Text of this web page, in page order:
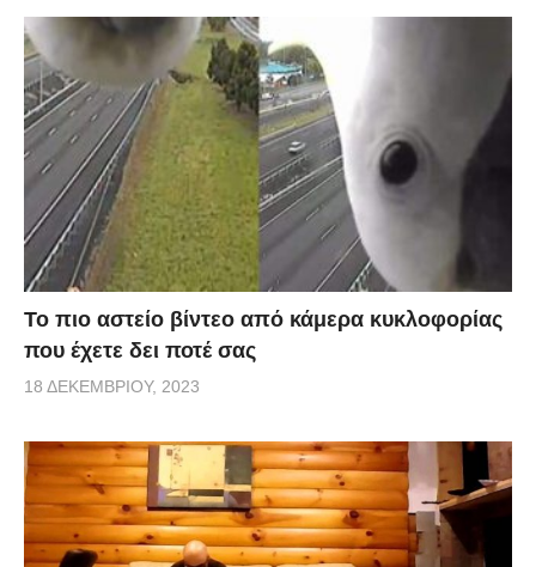
Το πιο αστείο βίντεο από κάμερα κυκλοφορίας
που έχετε δει ποτέ σας
18 ΔΕΚΕΜΒΡΊΟΥ, 2023